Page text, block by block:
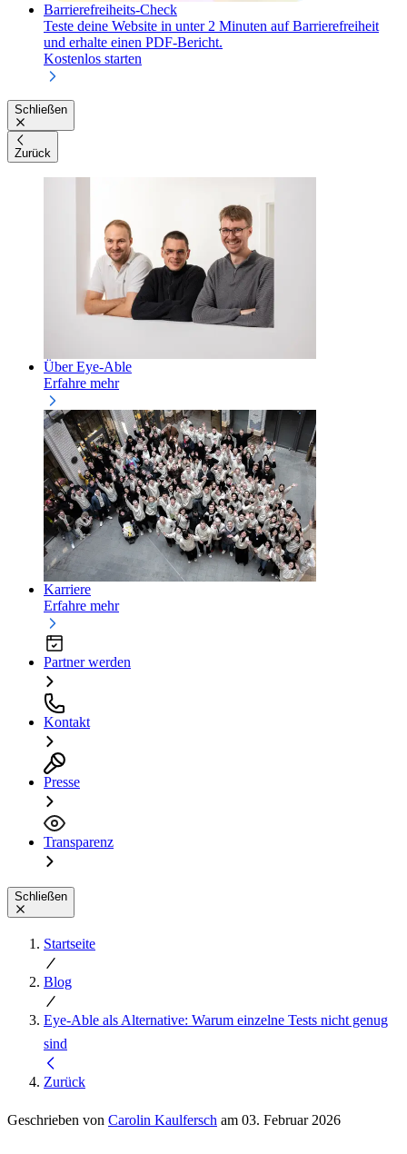
Barrierefreiheits-Check
Teste deine Website in unter 2 Minuten auf Barrierefreiheit
und erhalte einen PDF-Bericht.
Kostenlos starten
Schließen
Zurück
Über Eye-Able
Erfahre mehr
Karriere
Erfahre mehr
Partner werden
Kontakt
Presse
Transparenz
Schließen
Startseite
Blog
Eye-Able als Alternative: Warum einzelne Tests nicht genug
sind
Zurück
Geschrieben von Carolin Kaulfersch am 03. Februar 2026